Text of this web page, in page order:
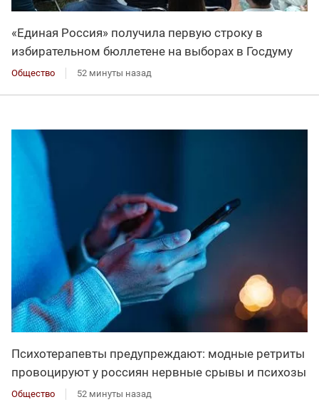
«Единая Россия» получила первую строку в
избирательном бюллетене на выборах в Госдуму
Общество 52 минуты назад
Психотерапевты предупреждают: модные ретриты
провоцируют у россиян нервные срывы и психозы
Общество 52 минуты назад